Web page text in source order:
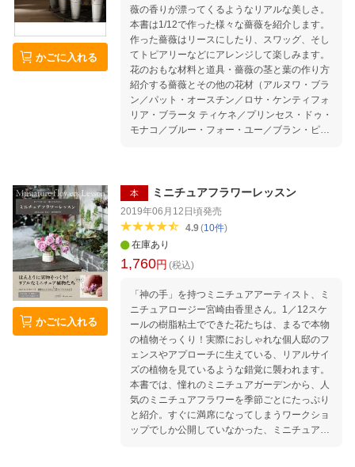
かごに入れる
薇の香りが漂ってくるようなリアルな美しさ。
本書は1/12で作った様々な薔薇を紹介します。
作った薔薇はリースにしたり、スワッグ、そし
てトピアリーなどにアレンジして楽しみます。
花のおもな材料と道具・薔薇の茎と葉の作り方
紹介する薔薇とその他の花材（アルヌワ・ブラ
ン／パット・オースチン／ロサ・ケンティフォ
リア・ブラータ ティケネ／プリンセス・ドゥ・
モナコ／ブルー・フォー・ユー／ブラン・ピエ
／マベラ スプレー・ウィット／ビバーナム ／
ノヴァーリス ／イタリアンルスカス ／ダステ
ィーミラー／アイビー） アレンジ（リース／フ
ライングリース／スワッグ／トピアリー）＜雑
貨（バケツ／ピッチャー／ボックス／鳥カゴ）
かごに入れる
本 ミニチュアフラワーレッスン
2019年06月12日頃発売
4.9(10件)
在庫あり
1,760円 (税込)
「神の手」を持つミニチュアアーティスト、ミ
ニチュアロージー宮崎由香里さん。1／12スケ
ールの樹脂粘土でできた花たちは、まるで本物
の植物そっくり！実際におしゃれな個人邸のフ
ェンスやアプローチに生えている、リアルサイ
ズの植物を見ているような錯覚に襲われます。
本書では、憧れのミニチュアガーデンから、人
気のミニチュアフラワーを季節ごとにたっぷり
と紹介。すぐに満席になってしまうワークショ
ップでしか公開していなかった、ミニチュアフ